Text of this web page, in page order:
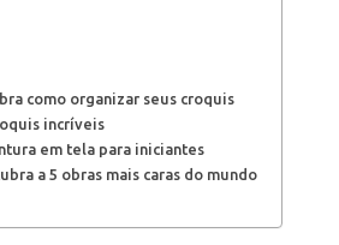
como organizar seus croquis
incríveis
em tela para iniciantes
a 5 obras mais caras do mundo